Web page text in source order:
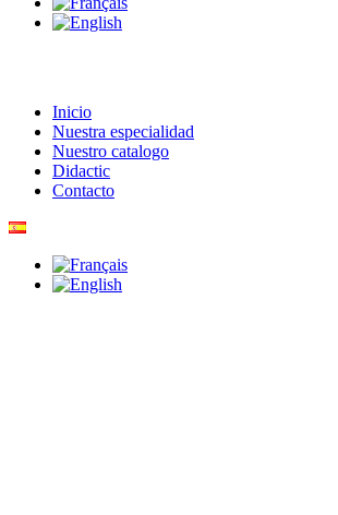
Inicio
Nuestra especialidad
Nuestro catalogo
Didactic
Contacto